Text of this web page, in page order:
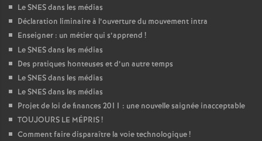
Le SNES dans les médias
Déclaration liminaire à l’ouverture du mouvement intra
Enseigner : un métier qui s’apprend !
Le SNES dans les médias
Des pratiques honteuses et d’un autre temps
Le SNES dans les médias
Le SNES dans les médias
Projet de loi de finances 2011 : une nouvelle saignée inacceptable
TOUJOURS LE MÉPRIS!
Comment faire disparaître la voie technologique!